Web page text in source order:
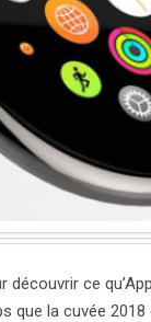
ce
que la cuvée 2018